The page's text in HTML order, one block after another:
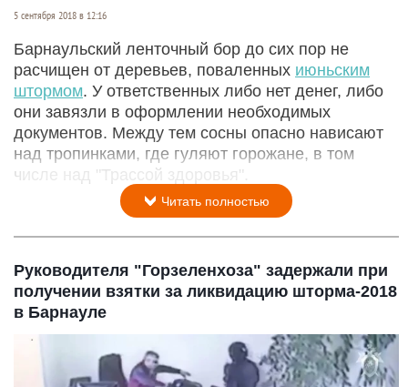
5 сентября 2018 в 12:16
Барнаульский ленточный бор до сих пор не
расчищен от деревьев, поваленных июньским
штормом. У ответственных либо нет денег, либо
они завязли в оформлении необходимых
документов. Между тем сосны опасно нависают
над тропинками, где гуляют горожане, в том
числе над "Трассой здоровья".
Читать полностью
Руководителя "Горзеленхоза" задержали при
получении взятки за ликвидацию шторма-2018
в Барнауле